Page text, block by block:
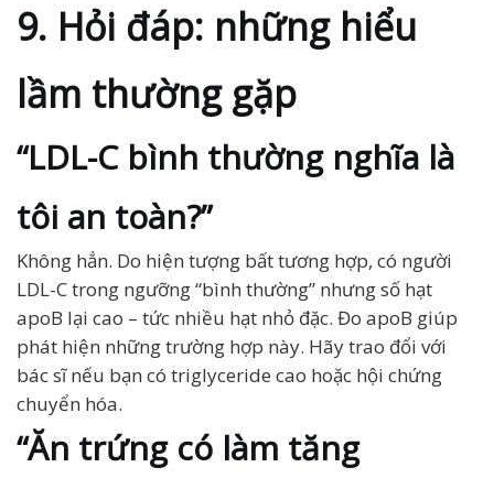
9. Hỏi đáp: những hiểu
lầm thường gặp
“LDL-C bình thường nghĩa là
tôi an toàn?”
Không hẳn. Do hiện tượng bất tương hợp, có người
LDL-C trong ngưỡng “bình thường” nhưng số hạt
apoB lại cao – tức nhiều hạt nhỏ đặc. Đo apoB giúp
phát hiện những trường hợp này. Hãy trao đổi với
bác sĩ nếu bạn có triglyceride cao hoặc hội chứng
chuyển hóa.
“Ăn trứng có làm tăng